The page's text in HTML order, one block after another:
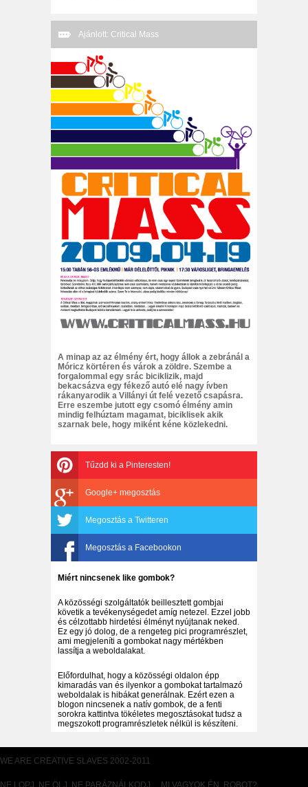
Ajánlott: Critical Mass
A minap az az élmény ért, hogy állok a zebránál a
Móricz körtéren és várok a zöldre. Szembe a
forgalommal egy srác biciklizik, majd
bekacsázva egy fékező autó elé nagy ívben
rákanyarodik a Villányi út felé vezető csapásra.
Erre eszembe jutott egy csomó élmény amin
mindig felhúztam magamat, biciklisek akik
szarnak bele, hogy miként kéne közlekedni.
Tűzdd ki a Pinteresten!
Google+ megosztás
Megosztás a Twitteren
Megosztás a Facebookon
Miért nincsenek like gombok?
A közösségi szolgáltatók beillesztett gombjai
követik a tevékenységedet amíg netezel. Ezzel jobb
és célzottabb hirdetési élményt nyújtanak neked.
Ez egy jó dolog, de a rengeteg pici programrészlet,
ami megjeleníti a gombokat nagy mértékben
lassítja a weboldalakat.
Előfordulhat, hogy a közösségi oldalon épp
kimaradás van és ilyenkor a gombokat tartalmazó
weboldalak is hibákat generálnak. Ezért ezen a
blogon nincsenek a natív gombok, de a fenti
sorokra kattintva tökéletes megosztásokat tudsz a
megszokott programrészletek nélkül is készíteni.
WE ARE CREATIVE SLAVES 2002-2011
NE LOPJ, NE ÖLJ, NE PARÁZNÁLKODJ… MI VAGYOK ÉN, ROBOT?